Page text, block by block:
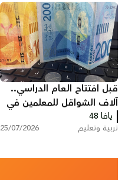
قبل افتتاح العام الدراسي..
آلاف الشواقل للمعلمين في
البلاد ضمن منحة الملابس
يافا 48
تربية وتعليم 25/07/2026